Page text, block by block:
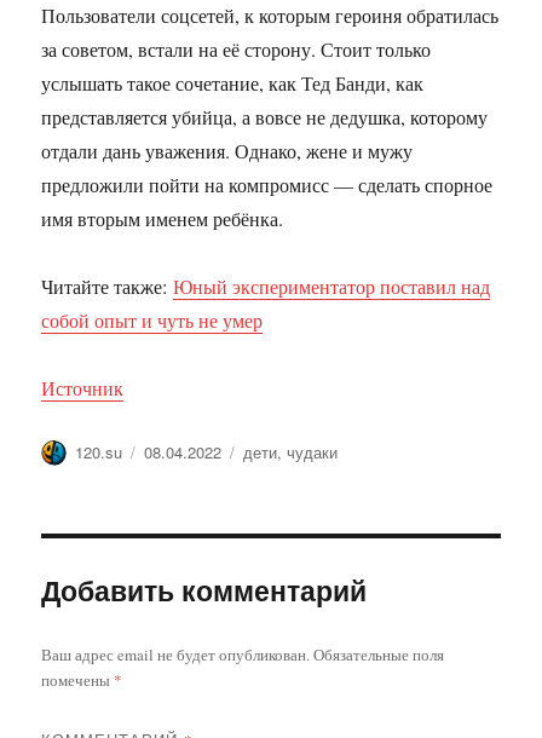
Пользователи соцсетей, к которым героиня обратилась
за советом, встали на её сторону. Стоит только
услышать такое сочетание, как Тед Банди, как
представляется убийца, а вовсе не дедушка, которому
отдали дань уважения. Однако, жене и мужу
предложили пойти на компромисс — сделать спорное
имя вторым именем ребёнка.
Читайте также:Юный экспериментатор поставил над
собой опыт и чуть не умер
Источник
Автор
120.su Опубликовано
08.04.2022 Метки
дети,чудаки
Добавить комментарий
Ваш адрес email не будет опубликован.Обязательные поля
помечены *